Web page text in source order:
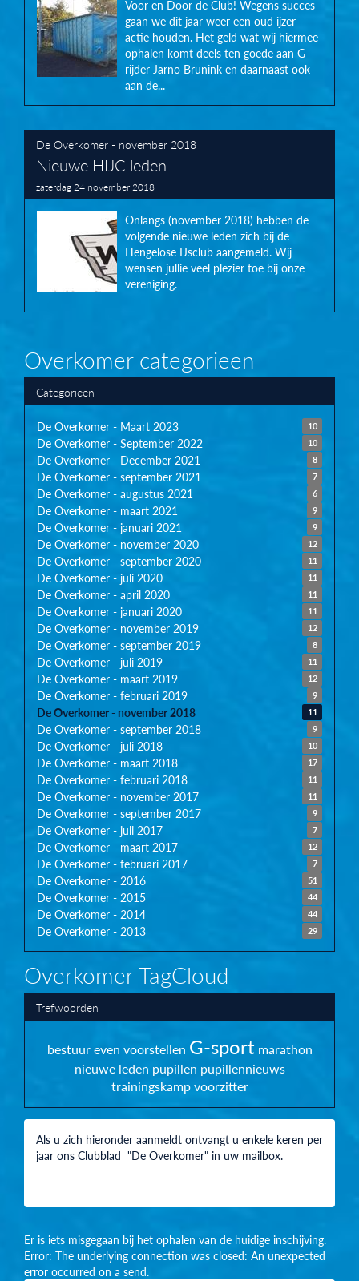
Voor en Door de Club! Wegens succes
gaan we dit jaar weer een oud ijzer
actie houden. Het geld wat wij hiermee
ophalen komt deels ten goede aan G-
rijder Jarno Brunink en daarnaast ook
aan de...
De Overkomer - november 2018
Nieuwe HIJC leden
zaterdag 24 november 2018
Onlangs (november 2018) hebben de
volgende nieuwe leden zich bij de
Hengelose IJsclub aangemeld. Wij
wensen jullie veel plezier toe bij onze
vereniging.
Overkomer categorieen
Categorieën
10
De Overkomer - Maart 2023
10
De Overkomer - September 2022
8
De Overkomer - December 2021
7
De Overkomer - september 2021
6
De Overkomer - augustus 2021
9
De Overkomer - maart 2021
9
De Overkomer - januari 2021
12
De Overkomer - november 2020
11
De Overkomer - september 2020
11
De Overkomer - juli 2020
11
De Overkomer - april 2020
11
De Overkomer - januari 2020
12
De Overkomer - november 2019
8
De Overkomer - september 2019
11
De Overkomer - juli 2019
12
De Overkomer - maart 2019
9
De Overkomer - februari 2019
11
De Overkomer - november 2018
9
De Overkomer - september 2018
10
De Overkomer - juli 2018
17
De Overkomer - maart 2018
11
De Overkomer - februari 2018
11
De Overkomer - november 2017
9
De Overkomer - september 2017
7
De Overkomer - juli 2017
12
De Overkomer - maart 2017
7
De Overkomer - februari 2017
51
De Overkomer - 2016
44
De Overkomer - 2015
44
De Overkomer - 2014
29
De Overkomer - 2013
Overkomer TagCloud
Trefwoorden
bestuureven voorstellen G-sport marathon
nieuwe leden pupillen pupillennieuws
trainingskampvoorzitter
Als u zich hieronder aanmeldt ontvangt u enkele keren per
jaar ons Clubblad "De Overkomer" in uw mailbox.
Er is iets misgegaan bij het ophalen van de huidige inschijving.
Error: The underlying connection was closed: An unexpected
error occurred on a send.